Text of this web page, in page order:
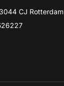
CJ Rotterdam